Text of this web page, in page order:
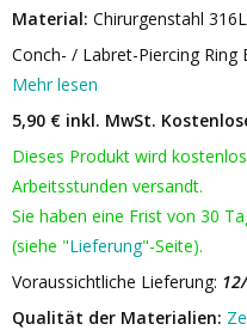
Material: Chirurgenstahl
Conch- / Labret-Piercing Ring
Mehr lesen
5,90 € inkl. MwSt.
Dieses Produkt wird
Arbeitsstunden versandt.
Sie haben eine Frist von 30
(siehe "Lieferung"-Seite).
Voraussichtliche Lieferung:
Qualität der Materialien: